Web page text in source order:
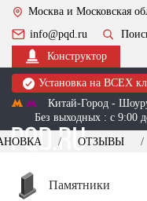
Москва и Московская
info@pqd.ru
Конструктор
Установка на ВСЕХ
Китай-Город -
Без выходных : с 9:00
+7 (495) 518-44-
ОТЗЫВЫ
Памятники